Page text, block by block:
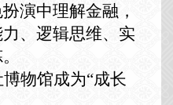
演中理解金融，
、逻辑思维、实
物馆成为“成长